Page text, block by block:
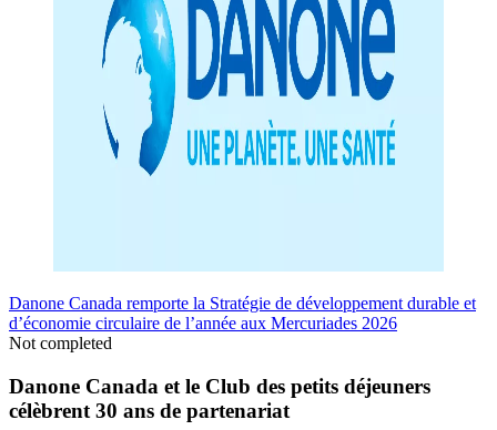
Danone Canada remporte la Stratégie de développement durable et
d’économie circulaire de l’année aux Mercuriades 2026
Not completed
Danone Canada et le Club des petits déjeuners
célèbrent 30 ans de partenariat